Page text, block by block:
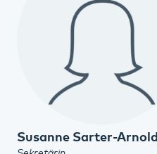
Susanne Sarter-Arnold